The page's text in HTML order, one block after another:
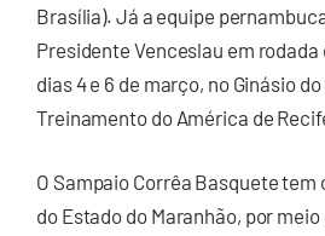
Brasília). Já a equipe
Presidente Venceslau em rodada
dias 4 e 6 de março, no Ginásio
Treinamento do América de
O Sampaio Corrêa Basquete tem
do Estado do Maranhão, por